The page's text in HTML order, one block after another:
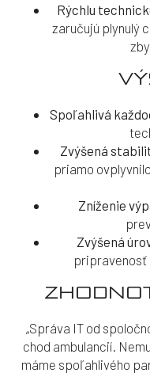
Rýchlu
zaručujú plynulý
Spoľahlivá
Zvýšená
priamo
Zníženie
Zvýšená
pripravenosť
„Správa IT od
chod ambulancií.
máme spoľahlivého